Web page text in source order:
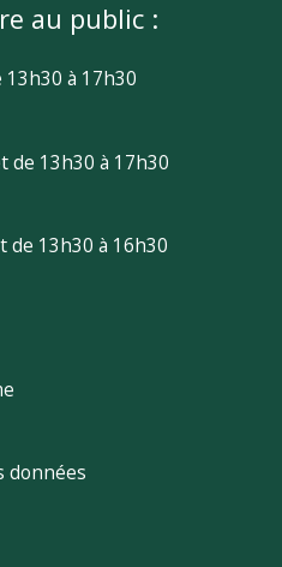
au public :
13h30 à 17h30
de 13h30 à 17h30
de 13h30 à 16h30
données